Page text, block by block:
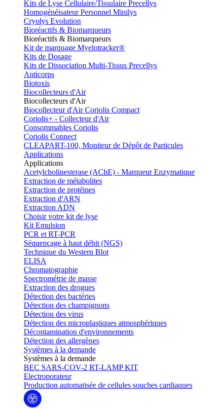
Kits de Lyse Cellulaire/Tissulaire Precellys
Homogénéisateur Personnel Minilys
Cryolys Evolution
Bioréactifs & Biomarqueurs
Bioréactifs & Biomarqueurs
Kit de marquage Myelotracker®
Kits de Dosage
Kits de Dissociation Multi-Tissus Precellys
Anticorps
Biotoxis
Biocollecteurs d'Air
Biocollecteurs d'Air
Biocollecteur d'Air Coriolis Compact
Coriolis+ - Collecteur d'Air
Consommables Coriolis
Coriolis Connect
CLEAPART-100, Moniteur de Dépôt de Particules
Applications
Applications
Acetylcholinesterase (AChE) - Marqueur Enzymatique
Extraction de métabolites
Extraction de protéines
Extraction d'ARN
Extraction ADN
Choisir votre kit de lyse
Kit Emulsion
PCR et RT-PCR
Séquençage à haut débit (NGS)
Technique du Western Blot
ELISA
Chromatographie
Spectrométrie de masse
Extraction des drogues
Détection des bactéries
Détection des champignons
Détection des virus
Détection des microplastiques atmosphériques
Décontamination d'environnements
Détection des allergènes
Systèmes à la demande
Systèmes à la demande
BEC SARS-COV-2 RT-LAMP KIT
Electroporateur
Production automatisée de cellules souches cardiaques